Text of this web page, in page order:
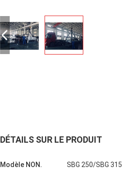
DÉTAILS SUR LE PRODUIT
Modèle NON. SBG 250/SBG 315